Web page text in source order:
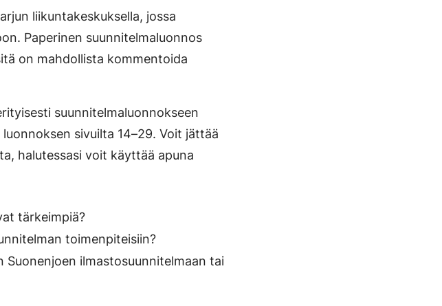
liikuntakeskuksella, jossa
Paperinen suunnitelmaluonnos
on mahdollista kommentoida
suunnitelmaluonnokseen
sivuilta 14–29. Voit jättää
halutessasi voit käyttää apuna
tärkeimpiä?
toimenpiteisiin?
Suonenjoen ilmastosuunnitelmaan tai